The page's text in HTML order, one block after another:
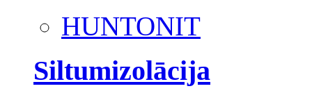
HUNTONIT
Siltumizolācija